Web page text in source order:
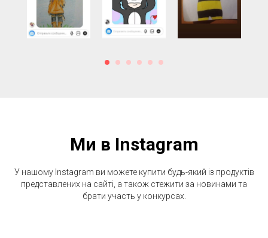
Ми в Instagram
У нашому Instagram ви можете купити будь-який із продуктів
представлених на сайті, а також стежити за новинами та
брати участь у конкурсах.